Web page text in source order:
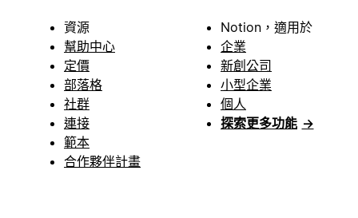
資源
幫助中心
定價
部落格
社群
連接
範本
合作夥伴計畫
Notion，適用於
企業
新創公司
小型企業
個人
探索更多功能 →